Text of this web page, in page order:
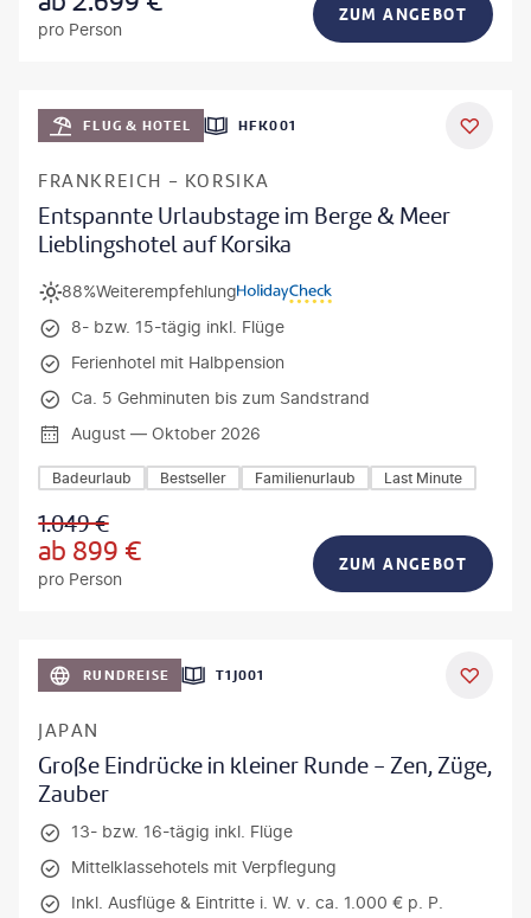
pro Person
ZUM ANGEBOT
DEAL
FLUG & HOTEL HFK001
FRANKREICH - KORSIKA
Entspannte Urlaubstage im Berge & Meer
Lieblingshotel auf Korsika
Weiterempfehlung
88%
8- bzw. 15-tägig inkl. Flüge
Ferienhotel mit Halbpension
Ca. 5 Gehminuten bis zum Sandstrand
August — Oktober 2026
Badeurlaub Bestseller Familienurlaub Last Minute
1.049€
ab 899 €
pro Person
ZUM ANGEBOT
RUNDREISE T1J001
JAPAN
Große Eindrücke in kleiner Runde - Zen, Züge,
Zauber
13- bzw. 16-tägig inkl. Flüge
Mittelklassehotels mit Verpflegung
Inkl. Ausflüge & Eintritte i. W. v. ca. 1.000 € p. P.